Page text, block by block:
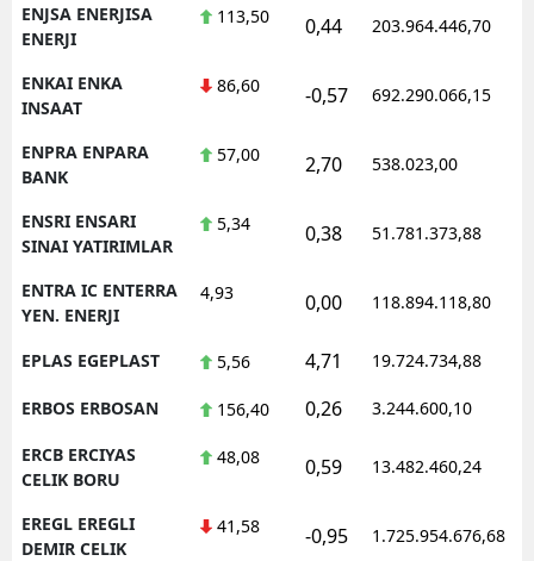
ENJSA ENERJISA
ENERJI
113,50 0,44 203.964.446,70
ENKAI ENKA
INSAAT
86,60 -0,57 692.290.066,15
ENPRA ENPARA
BANK
57,00 2,70 538.023,00
ENSRI ENSARI
SINAI YATIRIMLAR
5,34 0,38 51.781.373,88
ENTRA IC ENTERRA
YEN. ENERJI
4,93 0,00 118.894.118,80
EPLAS EGEPLAST 5,56 4,71 19.724.734,88
ERBOS ERBOSAN 156,40 0,26 3.244.600,10
ERCB ERCIYAS
CELIK BORU
48,08 0,59 13.482.460,24
EREGL EREGLI
DEMIR CELIK
41,58 -0,95 1.725.954.676,68